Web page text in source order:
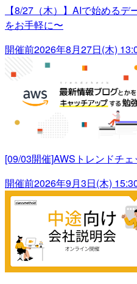
【8/27（木）】AIで始める
をお手軽に〜
開催前2026年8月27日(木)
[09/03開催]AWSトレンドチ
開催前2026年9月3日(木)